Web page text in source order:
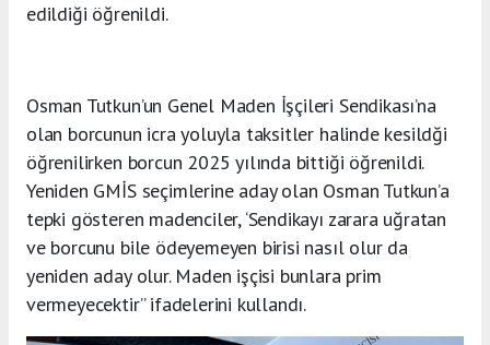
edildiği öğrenildi.
Osman Tutkun’un Genel Maden İşçileri Sendikası’na
olan borcunun icra yoluyla taksitler halinde kesildği
öğrenilirken borcun 2025 yılında bittiği öğrenildi.
Yeniden GMİS seçimlerine aday olan Osman Tutkun’a
tepki gösteren madenciler, ‘Sendikayı zarara uğratan
ve borcunu bile ödeyemeyen birisi nasıl olur da
yeniden aday olur. Maden işçisi bunlara prim
vermeyecektir” ifadelerini kullandı.